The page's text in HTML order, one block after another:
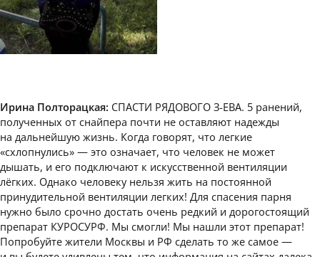
Ирина Полторацкая: СПАСТИ РЯДОВОГО З-ЕВА. 5 ранений,
полученных от снайпера почти не оставляют надежды
на дальнейшую жизнь. Когда говорят, что легкие
«схлопнулись» — это означает, что человек не может
дышать, и его подключают к искусственной вентиляции
лёгких. Однако человеку нельзя жить на постоянной
принудительной вентиляции легких! Для спасения парня
нужно было срочно достать очень редкий и дорогостоящий
препарат КУРОСУРФ. Мы смогли! Мы нашли этот препарат!
Попробуйте жители Москвы и РФ сделать то же самое —